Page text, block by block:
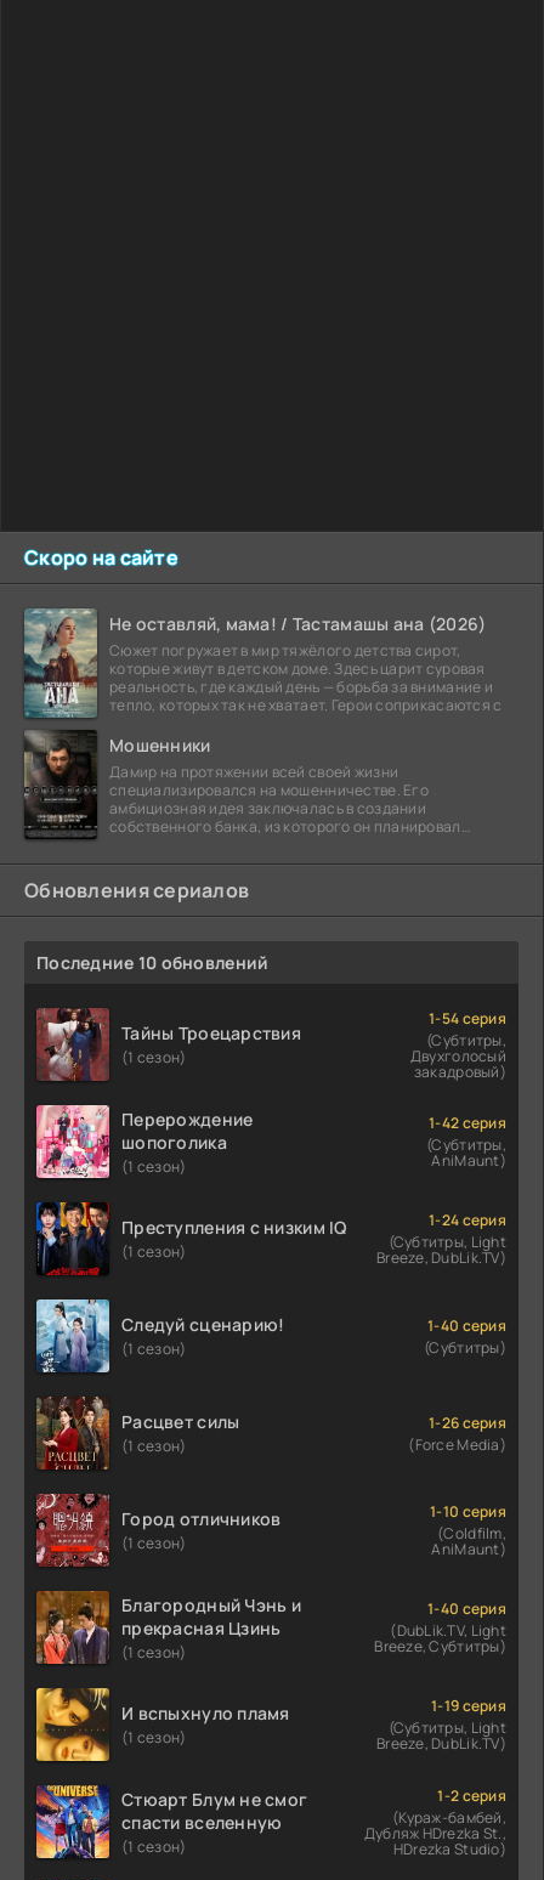
Скоро на сайте
Не оставляй, мама! / Тастамашы ана (2026)
Сюжет погружает в мир тяжёлого детства сирот,
которые живут в детском доме. Здесь царит суровая
реальность, где каждый день — борьба за внимание и
тепло, которых так не хватает. Герои соприкасаются с
Мошенники
Дамир на протяжении всей своей жизни
специализировался на мошенничестве. Его
амбициозная идея заключалась в создании
собственного банка, из которого он планировал
Обновления сериалов
Последние 10 обновлений
Тайны Троецарствия
(1 сезон)
1-54 серия
(Субтитры,
Двухголосый
закадровый)
Перерождение
шопоголика
(1 сезон)
1-42 серия
(Субтитры,
AniMaunt)
Преступления с низким IQ
(1 сезон)
1-24 серия
(Субтитры, Light
Breeze, DubLik.TV)
Следуй сценарию!
(1 сезон)
1-40 серия
(Субтитры)
Расцвет силы
(1 сезон)
1-26 серия
(Force Media)
Город отличников
(1 сезон)
1-10 серия
(Coldfilm,
AniMaunt)
Благородный Чэнь и
прекрасная Цзинь
(1 сезон)
1-40 серия
(DubLik.TV, Light
Breeze, Субтитры)
И вспыхнуло пламя
(1 сезон)
1-19 серия
(Субтитры, Light
Breeze, DubLik.TV)
Стюарт Блум не смог
спасти вселенную
(1 сезон)
1-2 серия
(Кураж-бамбей,
Дубляж HDrezka St.,
HDrezka Studio)